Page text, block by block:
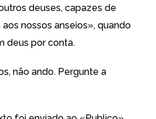
deuses, capazes de
nossos anseios», quando
deus por conta.
não ando. Pergunte a